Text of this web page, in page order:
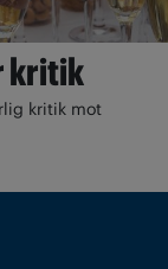
kritik
kritik mot